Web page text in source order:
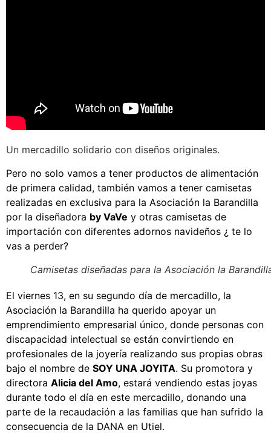
Un mercadillo solidario con diseños originales.
Pero no solo vamos a tener productos de alimentación
de primera calidad, también vamos a tener camisetas
realizadas en exclusiva para la Asociación la Barandilla
por la diseñadora by VaVe y otras camisetas de
importación con diferentes adornos navideños ¿ te lo
vas a perder?
Camisetas diseñadas para la Asociación la
El viernes 13, en su segundo día de mercadillo, la
Asociación la Barandilla ha querido apoyar un
emprendimiento empresarial único, donde personas con
discapacidad intelectual se están convirtiendo en
profesionales de la joyería realizando sus propias obras
bajo el nombre de SOY UNA JOYITA. Su promotora y
directora Alicia del Amo, estará vendiendo estas joyas
durante todo el día en este mercadillo, donando una
parte de la recaudación a las familias que han sufrido la
consecuencia de la DANA en Utiel.